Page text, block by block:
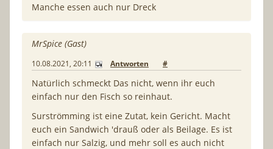
Manche essen auch nur Dreck
MrSpice (Gast)
10.08.2021, 20:11 Antworten #
Natürlich schmeckt Das nicht, wenn ihr euch
einfach nur den Fisch so reinhaut.
Surströmming ist eine Zutat, kein Gericht. Macht
euch ein Sandwich 'drauß oder als Beilage. Es ist
einfach nur Salzig, und mehr soll es auch nicht